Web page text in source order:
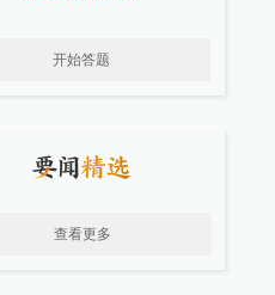
开始答题
查看更多